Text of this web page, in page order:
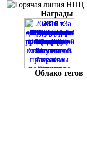
Награды
Облако тегов